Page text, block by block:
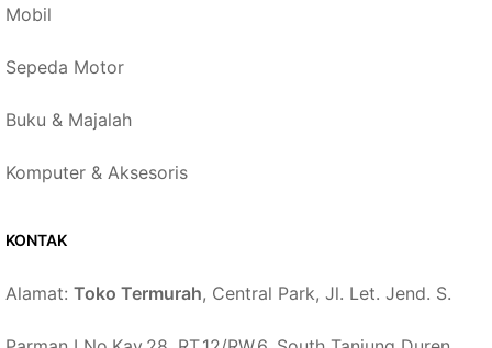
Mobil
Sepeda Motor
Buku & Majalah
Komputer & Aksesoris
KONTAK
Alamat: Toko Termurah, Central Park, Jl. Let. Jend. S.